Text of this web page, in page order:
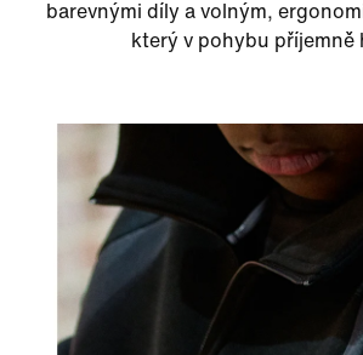
barevnými díly a volným,
který v pohybu příjemně